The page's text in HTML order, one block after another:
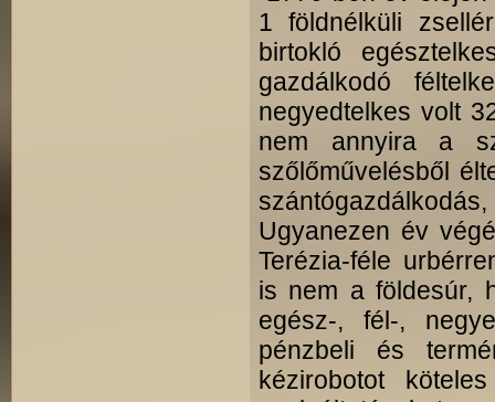
1 földnélküli
birtokló
gazdálkodó
negyedtelkes volt
nem annyira a
szőlőművelésből
Ugyanezen év
Terézia-féle
is nem a földesúr,
egész-, fél-,
pénzbeli és
kézirobotot